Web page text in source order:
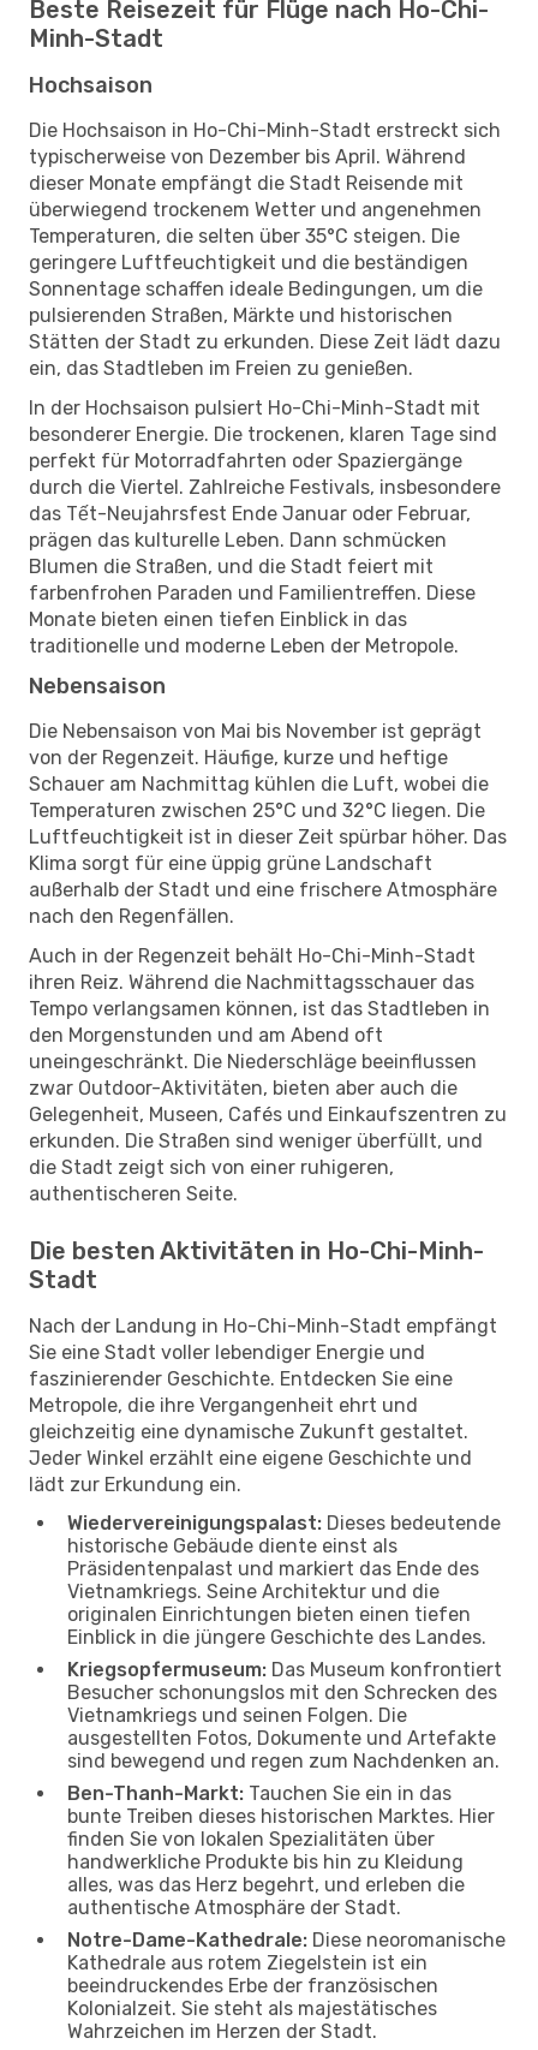
Beste Reisezeit für Flüge nach Ho-Chi-
Minh-Stadt
Hochsaison
Die Hochsaison in Ho-Chi-Minh-Stadt erstreckt sich
typischerweise von Dezember bis April. Während
dieser Monate empfängt die Stadt Reisende mit
überwiegend trockenem Wetter und angenehmen
Temperaturen, die selten über 35°C steigen. Die
geringere Luftfeuchtigkeit und die beständigen
Sonnentage schaffen ideale Bedingungen, um die
pulsierenden Straßen, Märkte und historischen
Stätten der Stadt zu erkunden. Diese Zeit lädt dazu
ein, das Stadtleben im Freien zu genießen.
In der Hochsaison pulsiert Ho-Chi-Minh-Stadt mit
besonderer Energie. Die trockenen, klaren Tage sind
perfekt für Motorradfahrten oder Spaziergänge
durch die Viertel. Zahlreiche Festivals, insbesondere
das Tết-Neujahrsfest Ende Januar oder Februar,
prägen das kulturelle Leben. Dann schmücken
Blumen die Straßen, und die Stadt feiert mit
farbenfrohen Paraden und Familientreffen. Diese
Monate bieten einen tiefen Einblick in das
traditionelle und moderne Leben der Metropole.
Nebensaison
Die Nebensaison von Mai bis November ist geprägt
von der Regenzeit. Häufige, kurze und heftige
Schauer am Nachmittag kühlen die Luft, wobei die
Temperaturen zwischen 25°C und 32°C liegen. Die
Luftfeuchtigkeit ist in dieser Zeit spürbar höher. Das
Klima sorgt für eine üppig grüne Landschaft
außerhalb der Stadt und eine frischere Atmosphäre
nach den Regenfällen.
Auch in der Regenzeit behält Ho-Chi-Minh-Stadt
ihren Reiz. Während die Nachmittagsschauer das
Tempo verlangsamen können, ist das Stadtleben in
den Morgenstunden und am Abend oft
uneingeschränkt. Die Niederschläge beeinflussen
zwar Outdoor-Aktivitäten, bieten aber auch die
Gelegenheit, Museen, Cafés und Einkaufszentren zu
erkunden. Die Straßen sind weniger überfüllt, und
die Stadt zeigt sich von einer ruhigeren,
authentischeren Seite.
Die besten Aktivitäten in Ho-Chi-Minh-
Stadt
Nach der Landung in Ho-Chi-Minh-Stadt empfängt
Sie eine Stadt voller lebendiger Energie und
faszinierender Geschichte. Entdecken Sie eine
Metropole, die ihre Vergangenheit ehrt und
gleichzeitig eine dynamische Zukunft gestaltet.
Jeder Winkel erzählt eine eigene Geschichte und
lädt zur Erkundung ein.
Wiedervereinigungspalast: Dieses bedeutende
historische Gebäude diente einst als
Präsidentenpalast und markiert das Ende des
Vietnamkriegs. Seine Architektur und die
originalen Einrichtungen bieten einen tiefen
Einblick in die jüngere Geschichte des Landes.
Kriegsopfermuseum: Das Museum konfrontiert
Besucher schonungslos mit den Schrecken des
Vietnamkriegs und seinen Folgen. Die
ausgestellten Fotos, Dokumente und Artefakte
sind bewegend und regen zum Nachdenken an.
Ben-Thanh-Markt: Tauchen Sie ein in das
bunte Treiben dieses historischen Marktes. Hier
finden Sie von lokalen Spezialitäten über
handwerkliche Produkte bis hin zu Kleidung
alles, was das Herz begehrt, und erleben die
authentische Atmosphäre der Stadt.
Notre-Dame-Kathedrale: Diese neoromanische
Kathedrale aus rotem Ziegelstein ist ein
beeindruckendes Erbe der französischen
Kolonialzeit. Sie steht als majestätisches
Wahrzeichen im Herzen der Stadt.